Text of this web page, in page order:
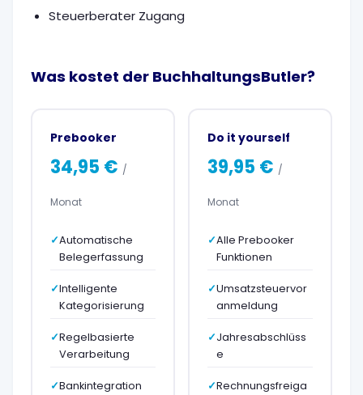
Steuerberater Zugang
Was kostet der BuchhaltungsButler?
Prebooker
34,95 € /
Monat
Automatische
Belegerfassung
Intelligente
Kategorisierung
Regelbasierte
Verarbeitung
Bankintegration
Do it yourself
39,95 € /
Monat
Alle Prebooker
Funktionen
Umsatzsteuervor
anmeldung
Jahresabschlüss
e
Rechnungsfreiga